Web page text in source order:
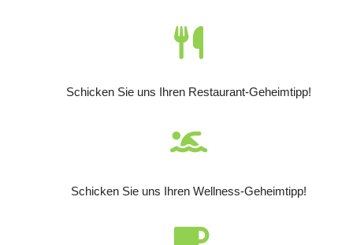
Schicken Sie uns Ihren Restaurant-Geheimtipp!
Schicken Sie uns Ihren Wellness-Geheimtipp!